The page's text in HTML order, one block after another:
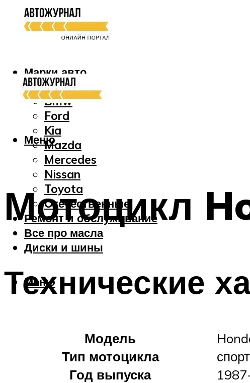
Марки авто
Audi
Bmw
Ford
Kia
Mazda
Mercedes
Nissan
Toyota
Отечественные
Ремонт и обслуживание
Все про масла
Диски и шины
Меню
Меню
Мотоцикл
Технические
Модель
Тип мотоцикла
Год выпуска